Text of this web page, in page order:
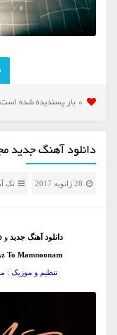
0 بار پسنديده شده است
دانلود آهنگ جدید
28 ژانویه 2017 تک
دانلود آهنگ جدیدو
To Mamnoonam
تنظیم و موزیک :